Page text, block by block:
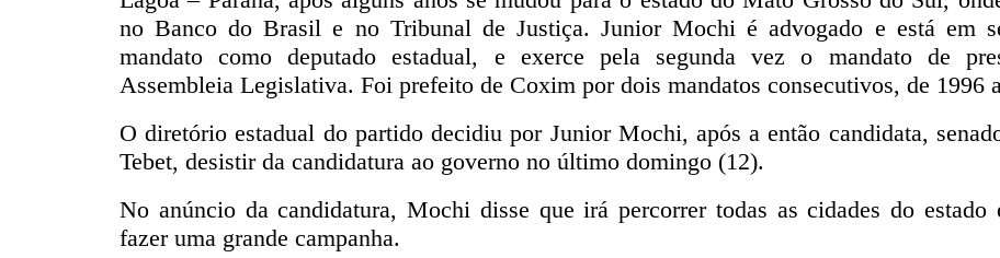
no Banco do Brasil e no Tribunal de Justiça. Junior Mochi é advogado e está em
mandato como deputado estadual, e exerce pela segunda vez o mandato de
Assembleia Legislativa. Foi prefeito de Coxim por dois mandatos consecutivos, de 1996
O diretório estadual do partido decidiu por Junior Mochi, após a então candidata,
Tebet, desistir da candidatura ao governo no último domingo (12).
No anúncio da candidatura, Mochi disse que irá percorrer todas as cidades do estado
fazer uma grande campanha.